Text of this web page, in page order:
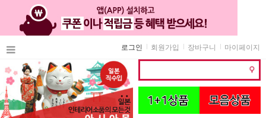
마이페이지
장바구니
회원가입
로그인